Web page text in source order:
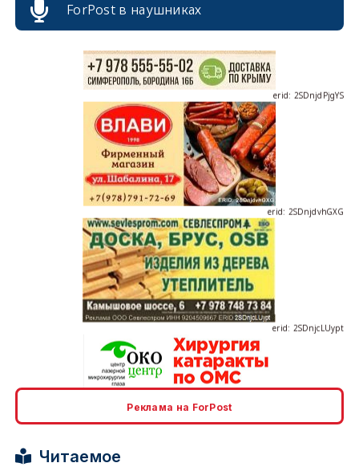
ForPost в наушниках
erid: 2SDnjdvhGXG
erid: 2SDnjcLUypt
Реклама на ForPost
Читаемое